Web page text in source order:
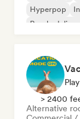
Hyperpop
Psychedelic
> 2400
Alternative